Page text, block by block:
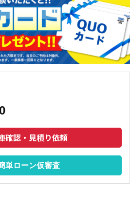
確認・見積り依頼
単ローン仮審査